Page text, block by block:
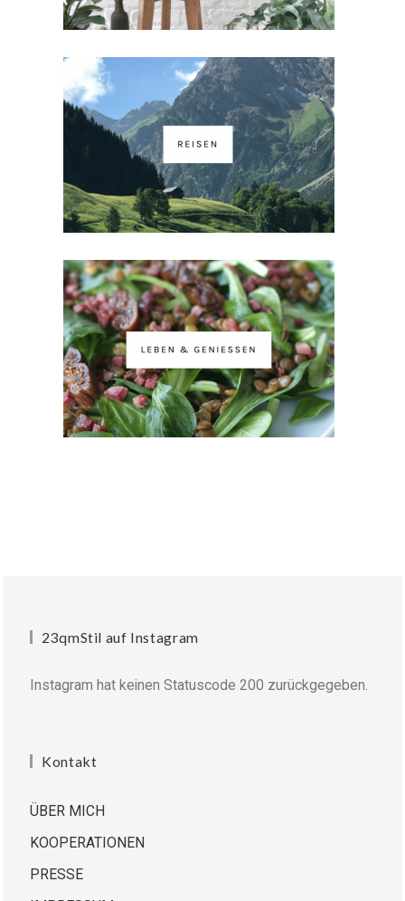
23qmStil auf Instagram
Instagram hat keinen Statuscode 200 zurückgegeben.
Kontakt
ÜBER MICH
KOOPERATIONEN
PRESSE